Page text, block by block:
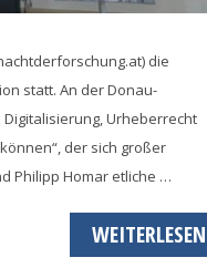
die
statt. An der Donau-
Digitalisierung, Urheberrecht
der sich großer
Philipp Homar etliche …
WEITERLESEN